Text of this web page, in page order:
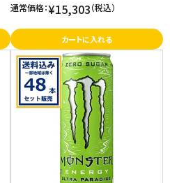
通常価格：¥15,303（税込）
カートに入れる